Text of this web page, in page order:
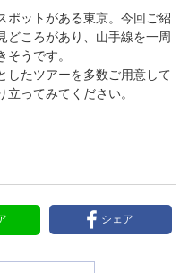
ポットがある東京。今回ご紹
どころがあり、山手線を一周
うです。
したツアーを多数ご用意して
ってみてください。
シェア